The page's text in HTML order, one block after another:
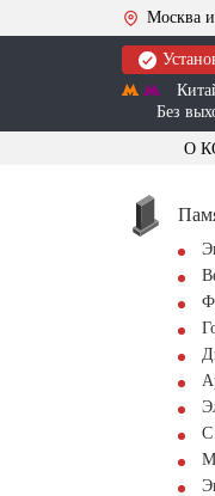
Москва и
Без
О
С